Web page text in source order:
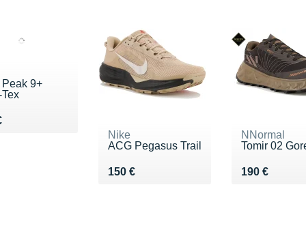
9+
170 €
Nike
ACG Pegasus Trail
150 €
Vendu 150 €
NNormal
Tomir 02
190 €
Vendu 190 €